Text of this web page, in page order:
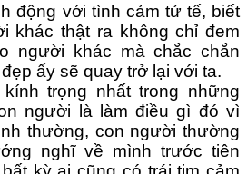
động với tình cảm tử tế, biết
khác thật ra không chỉ đem
người khác mà chắc chắn
ấy sẽ quay trở lại với ta.
trọng nhất trong những
người là làm điều gì đó vì
thường, con người thường
nghĩ về mình trước tiên